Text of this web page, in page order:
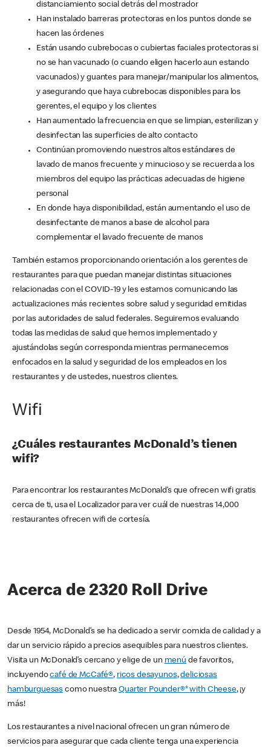
distanciamiento social detrás del mostrador
Han instalado barreras protectoras en los puntos donde se
hacen las órdenes
Están usando cubrebocas o cubiertas faciales protectoras si
no se han vacunado (o cuando eligen hacerlo aun estando
vacunados) y guantes para manejar/manipular los alimentos,
y asegurando que haya cubrebocas disponibles para los
gerentes, el equipo y los clientes
Han aumentado la frecuencia en que se limpian, esterilizan y
desinfectan las superficies de alto contacto
Continúan promoviendo nuestros altos estándares de
lavado de manos frecuente y minucioso y se recuerda a los
miembros del equipo las prácticas adecuadas de higiene
personal
En donde haya disponibilidad, están aumentando el uso de
desinfectante de manos a base de alcohol para
complementar el lavado frecuente de manos
También estamos proporcionando orientación a los gerentes de
restaurantes para que puedan manejar distintas situaciones
relacionadas con el COVID-19 y les estamos comunicando las
actualizaciones más recientes sobre salud y seguridad emitidas
por las autoridades de salud federales. Seguiremos evaluando
todas las medidas de salud que hemos implementado y
ajustándolas según corresponda mientras permanecemos
enfocados en la salud y seguridad de los empleados en los
restaurantes y de ustedes, nuestros clientes.
Wifi
¿Cuáles restaurantes McDonald’s tienen
wifi?
Para encontrar los restaurantes McDonald’s que ofrecen wifi gratis
cerca de ti, usa el Localizador para ver cuál de nuestras 14,000
restaurantes ofrecen wifi de cortesía.
Acerca de 2320 Roll Drive
Desde 1954, McDonald’s se ha dedicado a servir comida de calidad y a
dar un servicio rápido a precios asequibles para nuestros clientes.
Visita un McDonald’s cercano y elige de un menú de favoritos,
incluyendocafé de McCafé®, ricos desayunos,deliciosas
hamburguesas como nuestraQuarter Pounder®* with Cheese, ¡y
más!
Los restaurantes a nivel nacional ofrecen un gran número de
servicios para asegurar que cada cliente tenga una experiencia